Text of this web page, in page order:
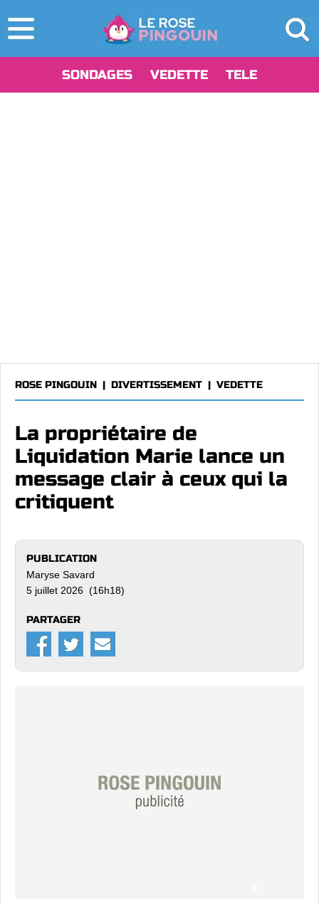
SONDAGES VEDETTE TELE
ROSE PINGOUIN | DIVERTISSEMENT | VEDETTE
La propriétaire de
Liquidation Marie lance un
message clair à ceux qui la
critiquent
PUBLICATION
Maryse Savard
5 juillet 2026 (16h18)
PARTAGER